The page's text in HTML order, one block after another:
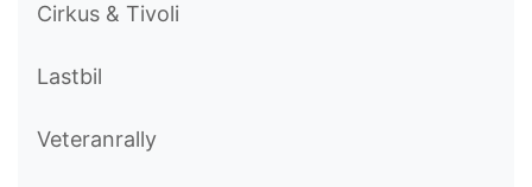
Cirkus & Tivoli
Lastbil
Veteranrally